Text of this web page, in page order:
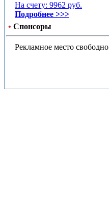
На счету: 9962 руб.
Подробнее >>>
• Спонсоры
Рекламное место свободно